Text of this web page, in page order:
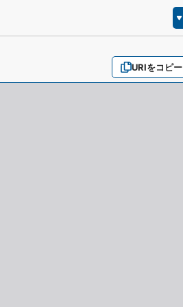
URIをコピー